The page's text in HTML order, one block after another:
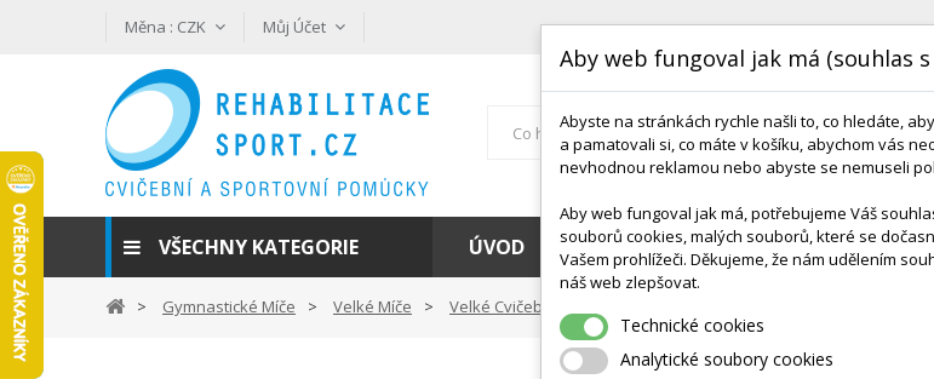
Měna : CZK Můj Účet
VŠECHNY KATEGORIE ÚVOD KONTAKT DODÁNÍ A TERMÍNY
Gymnastické Míče Velké Míče Velké Cvičební Míče
Aby web fungoval jak má (souhlas
Abyste na stránkách rychle našli to, co hledáte,
a pamatovali si, co máte v košíku, abychom vás
nevhodnou reklamou nebo abyste se nemuseli
Aby web fungoval jak má, potřebujeme Váš
souborů cookies, malých souborů, které se
Vašem prohlížeči. Děkujeme, že nám udělením
náš web zlepšovat.
Technické cookies
Analytické soubory cookies